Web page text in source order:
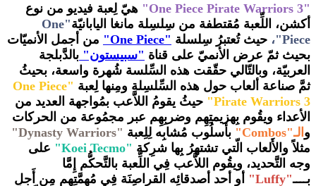
"One Piece Pirate Warriors 3"
هيّ لِعبة فيديو من نوع
أكشن، اللِّعبة مُقتطفة من سِلسِلة مانغا اليابانيّة"
One
Piece"،
حيث تُعتبرُ سِلسلة "One Piece"
من أجمل الأنميّات
بحيث ثمّ عرض الأنميّ على قناة "سبيستون" بالدَّبلجة
العربيّة، وبالتّالي حقّقت هذه السِّلسة شُهرة واسعة، بحيثُ
ثمَّ صناعة ألعاب حول هذه السِّلسِلة ومِنها لِعبة
"One Piece
Pirate Warriors 3"
حيثُ يقومُ اللاَّعب بمُواجهة العديد من
الأعداء ويقُوم بِهزيمتِهِم وضربِهِم عبر مجمُوعة من الحركات
و الـ"Combos" بأسلُوب مُشابِه لِلِعبة "Dynasty Warriors"
مثلاً والأَلعاب الّتي تشتهرُ بِها شرِكة "Koei Tecmo"
على
وجه التَّحديد، ويقُوم اللاَّعب فِي اللِّعبة بالتَّحكُّم إِمَّا
بــــ"Luffy"
أو أحد أصدقائِه القراصِنَة فِي مُهِمَّتِهِم مِن أَجلِ